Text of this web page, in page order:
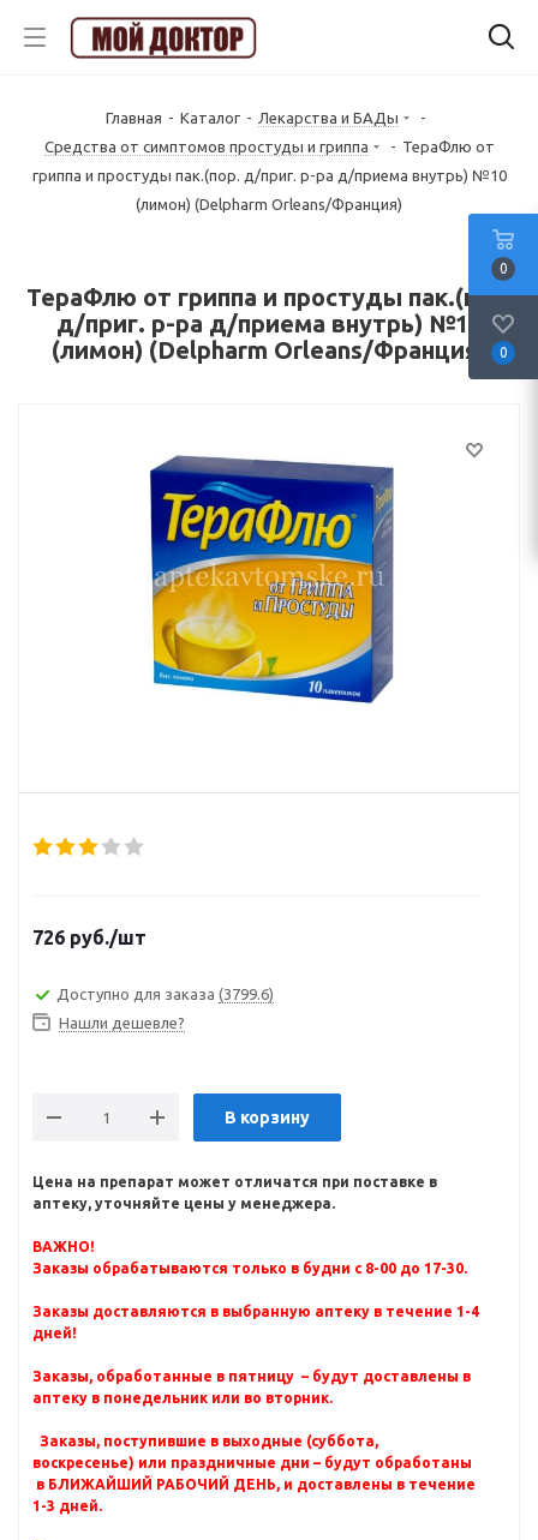
Главная - Каталог - Лекарства и БАДы
-
Средства от симптомов простуды и гриппа
- ТераФлю от
гриппа и простуды пак.(пор. д/приг. р-ра д/приема внутрь) №10
(лимон) (Delpharm Orleans/Франция)
ТераФлю от гриппа и простуды пак.(пор.
д/приг. р-ра д/приема внутрь) №10
(лимон) (Delpharm Orleans/Франция)
726 руб./шт
Доступно для заказа (3799.6)
Нашли дешевле?
В корзину
Цена на препарат может отличатся при поставке в
аптеку, уточняйте цены у менеджера.
ВАЖНО!
Заказы обрабатываются только в будни с 8-00 до 17-30.
Заказы доставляются в выбранную аптеку в течение 1-4
дней!
Заказы, обработанные в пятницу – будут доставлены в
аптеку в понедельник или во вторник.
Заказы, поступившие в выходные (суббота,
воскресенье) или праздничные дни – будут обработаны
в БЛИЖАЙШИЙ РАБОЧИЙ ДЕНЬ, и доставлены в течение
1-3 дней.
0
0